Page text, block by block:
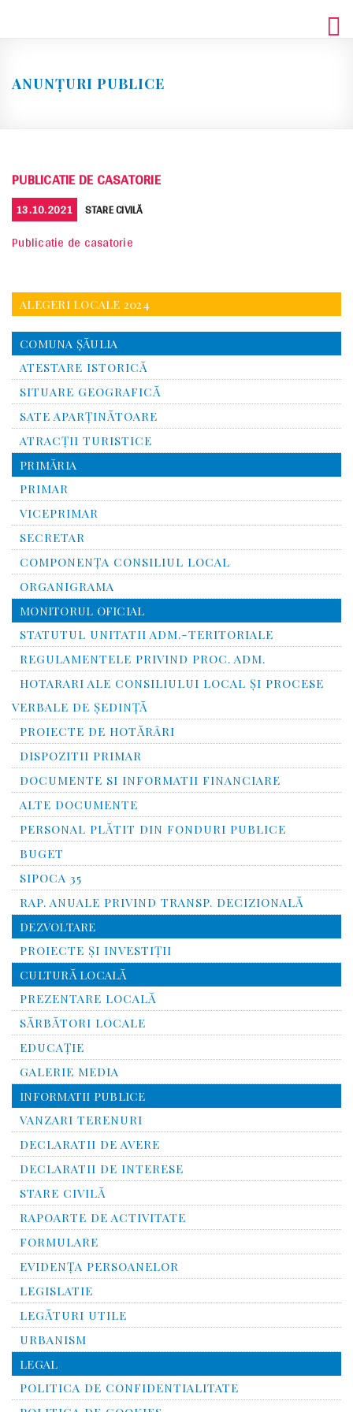
ANUNȚURI PUBLICE
PUBLICATIE DE CASATORIE
POSTED
ON
13.10.2021 CATEGORIES
STARE CIVILĂ
Publicatie de casatorie
ALEGERI LOCALE 2024
COMUNA ŞĂULIA
ATESTARE ISTORICĂ
SITUARE GEOGRAFICĂ
SATE APARȚINĂTOARE
ATRACȚII TURISTICE
PRIMĂRIA
PRIMAR
VICEPRIMAR
SECRETAR
COMPONENȚA CONSILIUL LOCAL
ORGANIGRAMA
MONITORUL OFICIAL
STATUTUL UNITATII ADM.-TERITORIALE
REGULAMENTELE PRIVIND PROC. ADM.
HOTARARI ALE CONSILIULUI LOCAL ȘI PROCESE
VERBALE DE ȘEDINȚĂ
PROIECTE DE HOTĂRÂRI
DISPOZITII PRIMAR
DOCUMENTE SI INFORMATII FINANCIARE
ALTE DOCUMENTE
PERSONAL PLĂTIT DIN FONDURI PUBLICE
BUGET
SIPOCA 35
RAP. ANUALE PRIVIND TRANSP. DECIZIONALĂ
DEZVOLTARE
PROIECTE ȘI INVESTIȚII
CULTURĂ LOCALĂ
PREZENTARE LOCALĂ
SĂRBĂTORI LOCALE
EDUCAȚIE
GALERIE MEDIA
INFORMATII PUBLICE
VANZARI TERENURI
DECLARATII DE AVERE
DECLARATII DE INTERESE
STARE CIVILĂ
RAPOARTE DE ACTIVITATE
FORMULARE
EVIDENȚA PERSOANELOR
LEGISLATIE
LEGĂTURI UTILE
URBANISM
LEGAL
POLITICA DE CONFIDENTIALITATE